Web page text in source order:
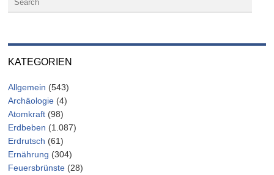
KATEGORIEN
Allgemein (543)
Archäologie (4)
Atomkraft (98)
Erdbeben (1.087)
Erdrutsch (61)
Ernährung (304)
Feuersbrünste (28)